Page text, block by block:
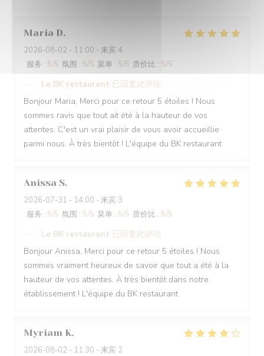
Maria D
2026-08-02 - 11:00 - 来宾 4
服务 : 5/5 氛围 : 5/5 菜单 : 5/5 质价比 : 5/5
Le BK restaurant 已回复此评论
Bonjour Maria, Merci pour ce retour 5 étoiles ! Nous
sommes ravis que tout ait été à la hauteur de vos
attentes. C'est un vrai plaisir de vous avoir accueillie
parmi nous. À très bientôt ! L'équipe du BK restaurant
Anissa S
2026-07-31 - 14:00 - 来宾 3
服务 : 5/5 氛围 : 5/5 菜单 : 5/5 质价比 : 5/5
Le BK restaurant 已回复此评论
Bonjour Anissa, Merci pour ce retour 5 étoiles ! Nous
sommes vraiment heureux de savoir que tout a été à la
hauteur de vos attentes. À très bientôt dans notre
établissement ! L'équipe du BK restaurant
Myriam K
2026-08-02 - 11:30 - 来宾 2